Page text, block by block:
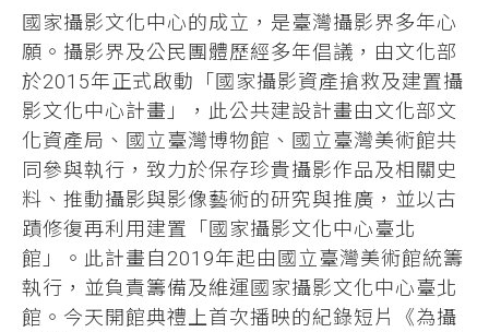
國家攝影文化中心的成立，是臺灣攝影界多年心
願。攝影界及公民團體歷經多年倡議，由文化部
於2015年正式啟動「國家攝影資產搶救及建置攝
影文化中心計畫」，此公共建設計畫由文化部文
化資產局、國立臺灣博物館、國立臺灣美術館共
同參與執行，致力於保存珍貴攝影作品及相關史
料、推動攝影與影像藝術的研究與推廣，並以古
蹟修復再利用建置「國家攝影文化中心臺北
館」。此計畫自2019年起由國立臺灣美術館統籌
執行，並負責籌備及維運國家攝影文化中心臺北
館。今天開館典禮上首次播映的紀錄短片《為攝